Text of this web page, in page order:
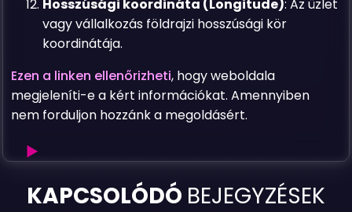
az
Hosszúsági koordináta (Longitude): Az üzlet
vagy vállalkozás földrajzi hosszúsági kör
koordinátája.
Ezen a linken ellenőrizheti, hogy weboldala
megjeleníti-e a kért információkat. Amennyiben
nem forduljon hozzánk a megoldásért.
KAPCSOLÓDÓ BEJEGYZÉSEK